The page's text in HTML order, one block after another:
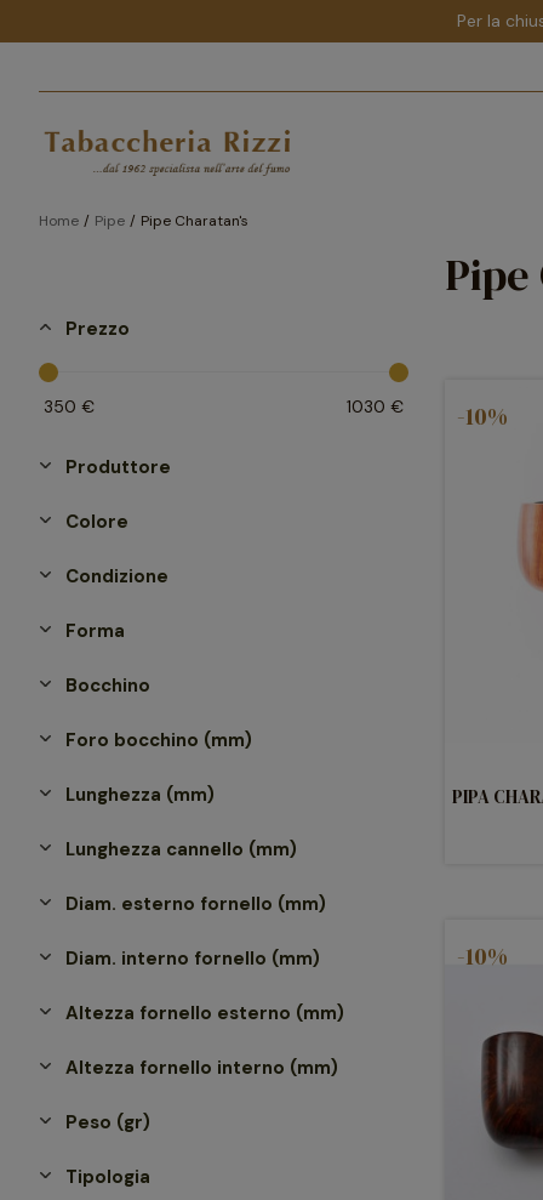
Per la
Home Pipe Pipe Charatan's
Prezzo
350 € 1030 €
Produttore
Colore
Condizione
Forma
Bocchino
Foro bocchino (mm)
Lunghezza (mm)
Lunghezza cannello (mm)
Diam. esterno fornello (mm)
Diam. interno fornello (mm)
Altezza fornello esterno (mm)
Altezza fornello interno (mm)
Peso (gr)
Tipologia
-10%
PIPA
-10%